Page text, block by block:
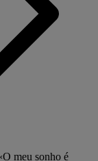
meu sonho é